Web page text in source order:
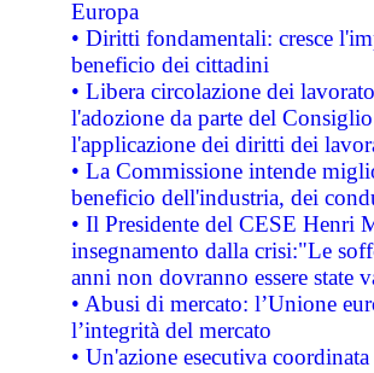
Europa
• Diritti fondamentali: cresce
beneficio dei cittadini
• Libera circolazione dei
l'adozione da parte del
l'applicazione dei diritti dei
• La Commissione intende
beneficio dell'industria, dei
• Il Presidente del CESE Henri
insegnamento dalla crisi:"Le
anni non dovranno essere state
• Abusi di mercato: l’Unione
l’integrità del mercato
• Un'azione esecutiva